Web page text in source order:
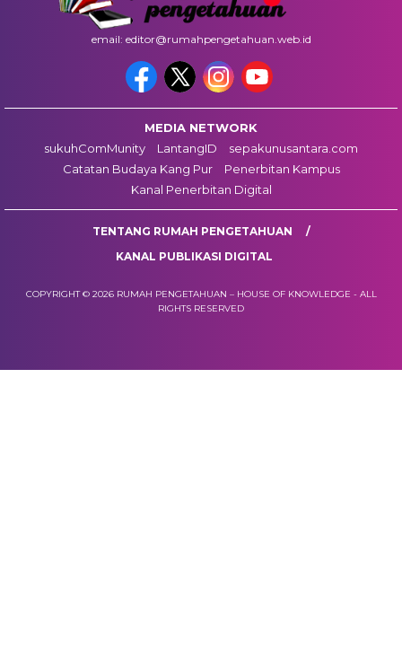
email: editor@rumahpengetahuan.web.id
MEDIA NETWORK
sukuhComMunity
LantangID
sepakunusantara.com
Catatan Budaya Kang Pur
Penerbitan Kampus
Kanal Penerbitan Digital
TENTANG RUMAH PENGETAHUAN
KANAL PUBLIKASI DIGITAL
COPYRIGHT © 2026 RUMAH PENGETAHUAN – HOUSE OF KNOWLEDGE - ALL
RIGHTS RESERVED